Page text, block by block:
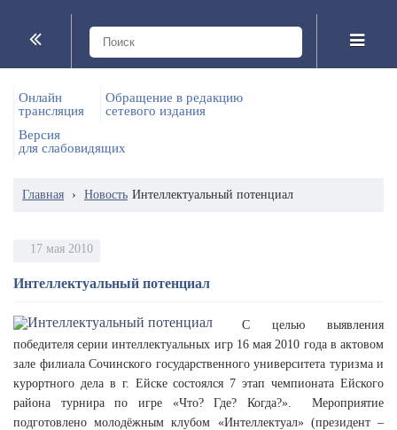
Онлайн
трансляция
Обращение в редакцию
сетевого издания
Версия
для слабовидящих
Главная › Новость Интеллектуальный потенциал
17 мая 2010
Интеллектуальный потенциал
С целью выявления
победителя серии интеллектуальных игр 16 мая 2010 года в актовом
зале филиала Сочинского государственного университета туризма и
курортного дела в г. Ейске состоялся 7 этап чемпионата Ейского
района турнира по игре «Что? Где? Когда?». Мероприятие
подготовлено молодёжным клубом «Интеллектуал» (президент –